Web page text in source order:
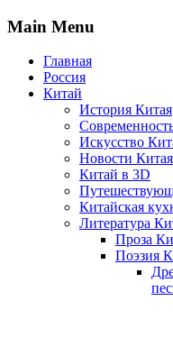
Main Menu
Главная
Россия
Китай
История Китая
Искусство
Новости Китая
Китай в 3D
Китайская
Литература
Проза
Поэзия